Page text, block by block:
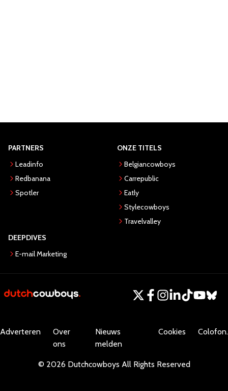
PARTNERS
Leadinfo
Redbanana
Spotler
ONZE TITELS
Belgiancowboys
Carrepublic
Eatly
Stylecowboys
Travelvalley
DEEPDIVES
E-mail Marketing
Adverteren
Over
ons
Nieuws
melden
Cookies Colofon.
© 2026 Dutchcowboys All Rights Reserved